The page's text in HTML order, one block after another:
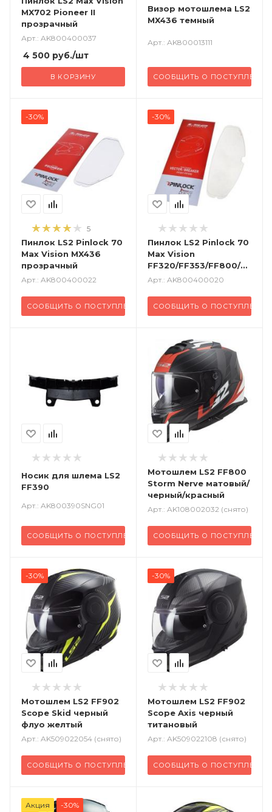
MX702 Pioneer II
прозрачный
Арт.: AK800400037
4 500 руб./шт
В КОРЗИНУ
Визор мотошлема LS2
MX436 темный
Арт.: AK800013111
СООБЩИТЬ О ПОСТУПЛЕНИИ
-30%
5
Пинлок LS2 Pinlock 70
Max Vision MX436
прозрачный
Арт.: AK800400022
СООБЩИТЬ О ПОСТУПЛЕНИИ
-30%
Пинлок LS2 Pinlock 70
Max Vision
FF320/FF353/FF800/
прозрачный
Арт.: AK800400020
СООБЩИТЬ О ПОСТУПЛЕНИИ
Носик для шлема LS2
FF390
Арт.: AK800390SNG01
СООБЩИТЬ О ПОСТУПЛЕНИИ
Мотошлем LS2 FF800
Storm Nerve матовый/
черный/красный
Арт.: AK108002032 (снято)
СООБЩИТЬ О ПОСТУПЛЕНИИ
-30%
Мотошлем LS2 FF902
Scope Skid черный
флуо желтый
Арт.: AK509022054 (снято)
СООБЩИТЬ О ПОСТУПЛЕНИИ
-30%
Мотошлем LS2 FF902
Scope Axis черный
титановый
Арт.: AK509022108 (снято)
СООБЩИТЬ О ПОСТУПЛЕНИИ
Акция -30%